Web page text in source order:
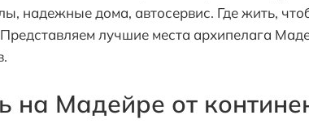
надежные дома, автосервис. Где жить,
лучшие места архипелага
на Мадейре от